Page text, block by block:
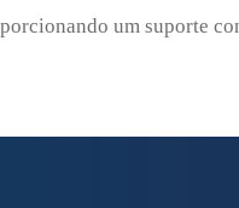
um suporte